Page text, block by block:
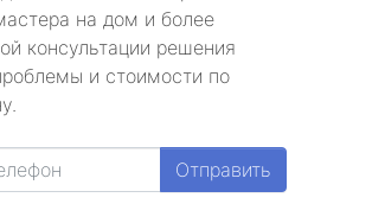
на дом и более
консультации решения
и стоимости по
Отправить